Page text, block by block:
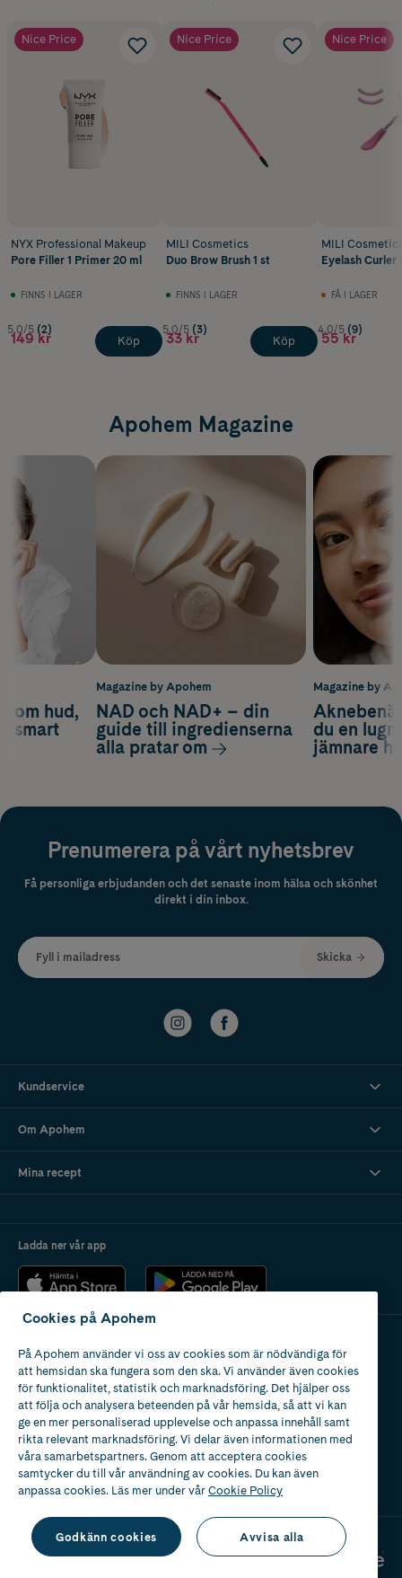
Nice Price
NYX Professional Makeup
Pore Filler 1 Primer 20 ml
FINNS I LAGER
5.0/5 (2)
149 kr Köp
Nice Price
MILI Cosmetics
Duo Brow Brush 1 st
FINNS I LAGER
5.0/5 (3)
33 kr Köp
Nice Price
MILI
Eyelash Curler
FÅ I LAGER
4.0/5 (9)
55 kr
Apohem Magazine
Magazine by
du en
jämnare
om hud,
smart
Magazine by Apohem
NAD och NAD+ – din
guide till ingredienserna
alla pratar om
Prenumerera på vårt nyhetsbrev
Få personliga erbjudanden och det senaste inom hälsa och skönhet
direkt i din inbox.
Fyll i mailadress Skicka
Kundservice
Om Apohem
Mina recept
Ladda ner vår app
Apotek med tillstånd
av Läkemedelsverket
Cookies på Apohem
På Apohem använder vi oss av cookies som är nödvändiga för
att hemsidan ska fungera som den ska. Vi använder även cookies
för funktionalitet, statistik och marknadsföring. Det hjälper oss
att följa och analysera beteenden på vår hemsida, så att vi kan
ge en mer personaliserad upplevelse och anpassa innehåll samt
rikta relevant marknadsföring. Vi delar även informationen med
våra samarbetspartners. Genom att acceptera cookies
samtycker du till vår användning av cookies. Du kan även
anpassa cookies. Läs mer under vårCookie Policy
Godkänn cookies Avvisa alla